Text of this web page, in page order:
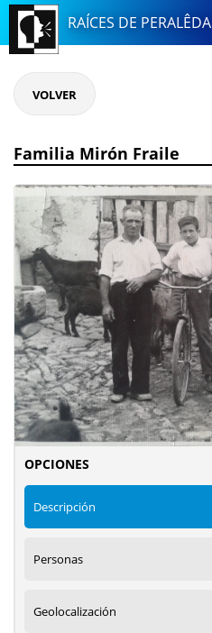
RAÍCES DE PERALÊDA
VOLVER
Familia Mirón Fraile
OPCIONES
Descripción
Personas
Geolocalización